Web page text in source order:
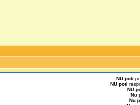
NU poti
NU poti
NU
Nu
Nu